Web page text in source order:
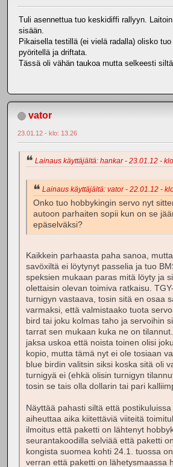
Tuli asennettua tuo keskidiffi rallyyn.
sisään.
Pikaisella testillä (ei vielä radalla) olisko tuo
pyöritellä ja driftata.
Tässä oli vähän taukoa mutta selkeesti siltä
vator
23.01.12 - klo: 13.26
Lainaus käyttäjältä: hankar - 23.01.12 -
Lainaus käyttäjältä: vator - 22.01.12 -
Onko tuo hobbykingin servo nyt
autoon parhaiten sopii kun on se
epäselväksi?
Kaikkein parhaasta paha sanoa,
savöxiltä ei löytynyt passelia ja tuo
speksien mukaan paras mitä löyty ja
olettaisin olevan toimiva ratkaisu.
turnigyn vastaava, tosin sitä en osaa
varmaksi, että valmistaako tuota
bird tai joku kolmas taho ja servoihin
tarrat sen mukaan kuka ne on
jaksa uskoa että noista toinen olisi
kopio, mutta tämä nyt ei ole tosiaan
blue birdin valitsin siksi koska sitä oli
turnigyä ei (ehkä olisin turnigyn
tosin se tais olla dollarin tai pari
Näyttää pahasti siltä että
aiheuttaa aika kiitettäviä viiteitä
ilmoitus että paketti on lähtenyt
seurantakoodilla selviää että paketti
kongista suomea kohti 24.1. tuossa
verran että paketti on lähetysmaassa